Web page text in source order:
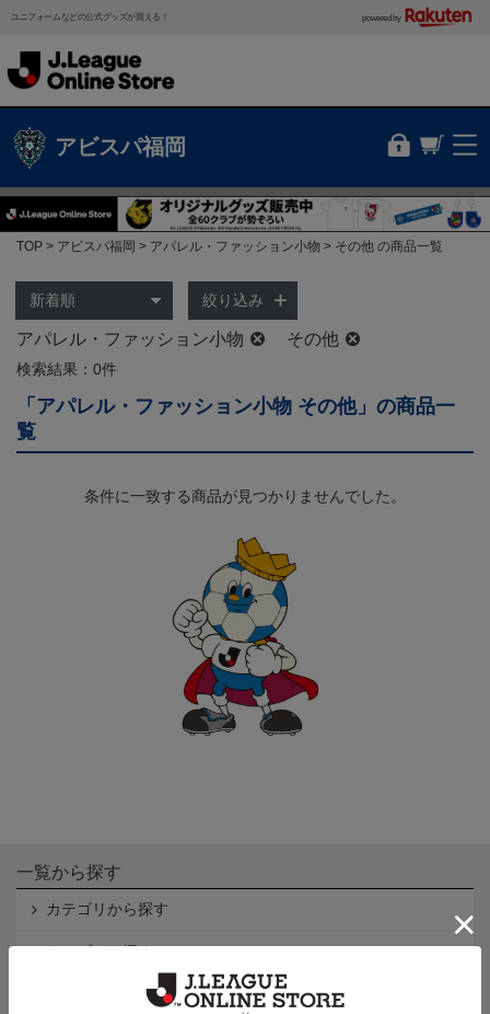
ユニフォームなどの公式グッズが買える！ powered by
アビスパ福岡
TOP アビスパ福岡 アパレル・ファッション小物 その他 の商品一覧
絞り込み
アパレル・ファッション小物 その他
検索結果：0件
「アパレル・ファッション小物 その他」の商品一
覧
条件に一致する商品が見つかりませんでした。
一覧から探す
カテゴリから探す
クラブから探す
Ｊ2